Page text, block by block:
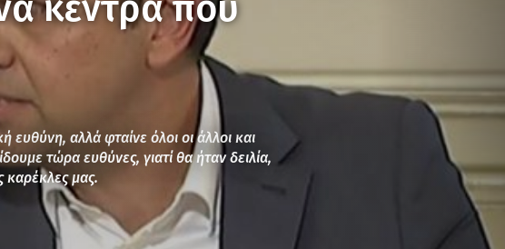
ευθύνη, αλλά φταίνε όλοι οι άλλοι και
τώρα ευθύνες, γιατί θα ήταν δειλία,
καρέκλες μας.